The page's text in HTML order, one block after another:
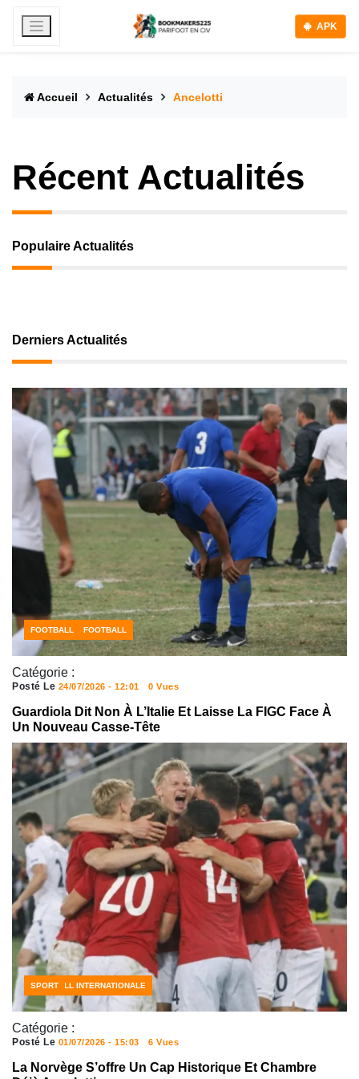
APK
Accueil Actualités Ancelotti
Récent Actualités
Populaire Actualités
Derniers Actualités
Catégorie :
ACTUALITÉS FOOTBALL
FOOTBALL
Posté Le 24/07/2026 - 12:01 0 Vues
Guardiola Dit Non À L’Italie Et Laisse La FIGC Face À
Un Nouveau Casse-Tête
Catégorie :
CÔTE D'IVOIRE FOOTBALL
FOOTBALL INTERNATIONALE
SPORT
Posté Le 01/07/2026 - 15:03 6 Vues
La Norvège S’offre Un Cap Historique Et Chambre